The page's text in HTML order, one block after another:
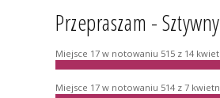
Przepraszam -
Miejsce 17 w notowaniu 515 z 14
Miejsce 17 w notowaniu 514 z 7